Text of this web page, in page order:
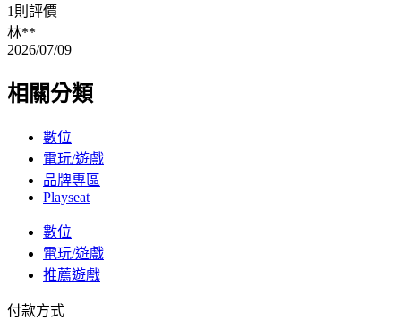
1則評價
林**
2026/07/09
相關分類
數位
電玩/遊戲
品牌專區
Playseat
數位
電玩/遊戲
推薦遊戲
付款方式